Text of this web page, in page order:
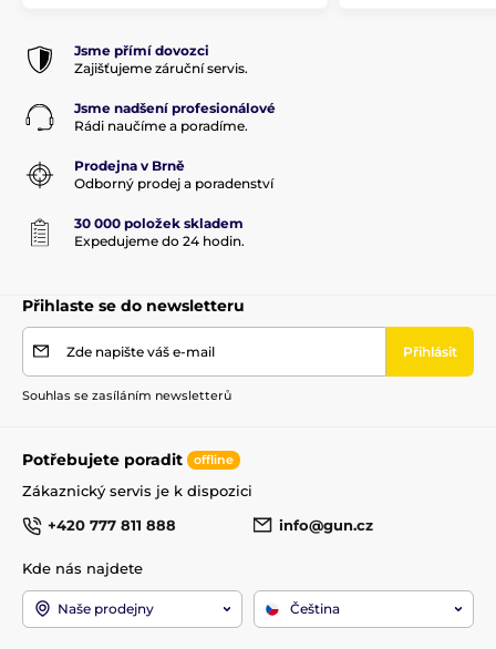
Regulátor
Kategorie zbraně D
Jsme přímí dovozci
Zajišťujeme záruční servis.
Jsme nadšení profesionálové
Rádi naučíme a poradíme.
Prodejna v Brně
Odborný prodej a poradenství
30 000 položek skladem
Expedujeme do 24 hodin.
Přihlaste se do newsletteru
Zde napište váš e-mail Přihlásit
Souhlas se zasíláním newsletterů
Potřebujete poradit offline
Zákaznický servis je k dispozici
+420 777 811 888
info@gun.cz
Kde nás najdete
Naše prodejny Čeština